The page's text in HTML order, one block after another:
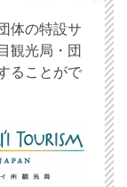
体の特設サ
観光局・団
ることがで